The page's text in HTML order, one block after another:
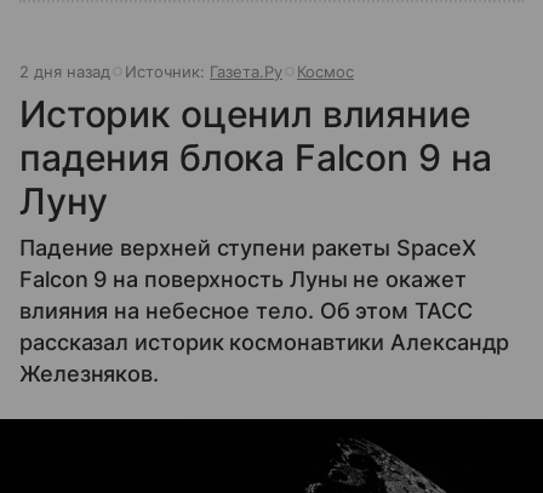
2 дня назад Источник: Газета.Ру Космос
Историк оценил влияние
падения блока Falcon 9 на
Луну
Падение верхней ступени ракеты SpaceX
Falcon 9 на поверхность Луны не окажет
влияния на небесное тело. Об этом ТАСС
рассказал историк космонавтики Александр
Железняков.